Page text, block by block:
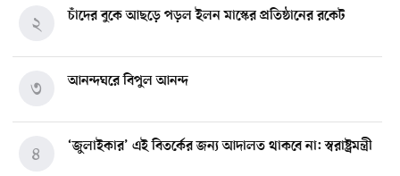
চাঁদের বুকে আছড়ে পড়ল ইলন মাস্কের প্রতিষ্ঠানের রকেট
২
আনন্দঘরে বিপুল আনন্দ
৩
‘জুলাইকার’ এই বিতর্কের জন্য আদালত থাকবে না: স্বরাষ্ট্রমন্ত্রী
৪